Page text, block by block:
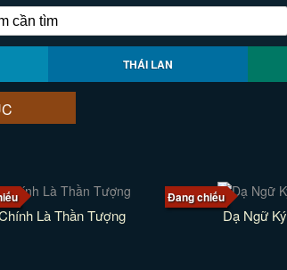
THÁI LAN
Là Thần Tượng
Đang chiếu
Dạ Ngữ Ký